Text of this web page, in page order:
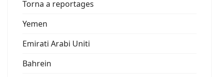
Torna a reportages
Yemen
Emirati Arabi Uniti
Bahrein